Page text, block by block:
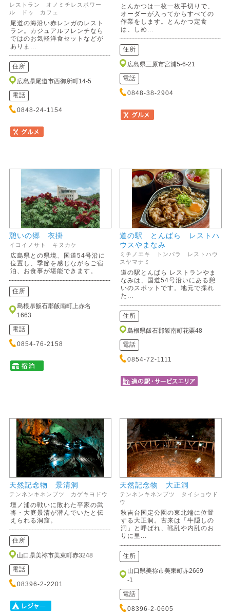
レストラン オノミチレスポワー
ル ドゥ カフェ
尾道の海沿い赤レンガのレスト
ラン。カジュアルフレンチなら
ではのお気軽洋食セットなどが
ありま...
住所
広島県尾道市西御所町14-5
電話
0848-24-1154
とんかつは一枚一枚手切りで、
オーダーが入ってからすべての
作業をします。とんかつ定食
は、しめ...
住所
広島県三原市宮浦5-6-21
電話
0848-38-2904
憩いの郷 衣掛
イコイノサト キヌカケ
広島県との県境、国道54号沿に
位置し、季節を感じながらご宿
泊、お食事が堪能できます。
住所
島根県飯石郡飯南町上赤名
1663
電話
0854-76-2158
道の駅 とんばら レストハ
ウスやまなみ
ミチノエキ トンバラ レストハウ
スヤマナミ
道の駅とんばら レストランやま
なみは、国道54号沿いにある憩
いのスポットです。地元で採れ
た...
住所
島根県飯石郡飯南町花栗48
電話
0854-72-1111
天然記念物 景清洞
テンネンキネンブツ カゲキヨドウ
壇ノ浦の戦いに敗れた平家の武
将・大庭景清が潜んでいたと伝
えられる洞窟。
住所
山口県美祢市美東町赤3248
電話
08396-2-2201
天然記念物 大正洞
テンネンキネンブツ タイショウド
ウ
秋吉台国定公園の東北端に位置
する大正洞。古来は「牛隠しの
洞」と呼ばれ、戦乱や内乱のお
りに里...
住所
山口県美祢市美東町赤2669
-1
電話
08396-2-0605